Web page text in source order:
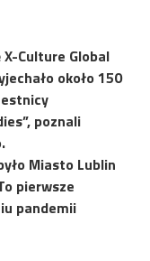
Culture Global
około 150
poznali
Miasto Lublin
pierwsze
pandemii